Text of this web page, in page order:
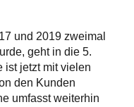
und 2019 zweimal
geht in die 5.
ist jetzt mit vielen
den Kunden
umfasst weiterhin